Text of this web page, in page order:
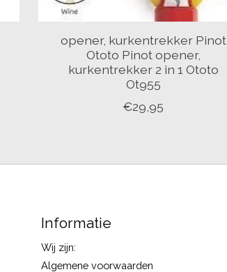
opener, kurkentrekker Pinot
Ototo Pinot opener,
kurkentrekker 2 in 1 Ototo
Ot955
€29,95
Informatie
Wij zijn:
Algemene voorwaarden